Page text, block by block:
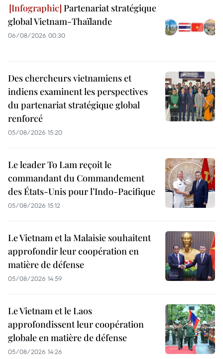
Partenariat stratégique
global Vietnam-Thaïlande
06/08/2026 00:30
Des chercheurs vietnamiens et
indiens examinent les perspectives
du partenariat stratégique global
renforcé
05/08/2026 15:20
Le leader To Lam reçoit le
commandant du Commandement
des États-Unis pour l’Indo-Pacifique
05/08/2026 15:12
Le Vietnam et la Malaisie souhaitent
approfondir leur coopération en
matière de défense
05/08/2026 14:59
Le Vietnam et le Laos
approfondissent leur coopération
globale en matière de défense
05/08/2026 14:26